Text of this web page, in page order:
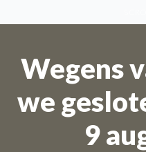
Wegens
we
9